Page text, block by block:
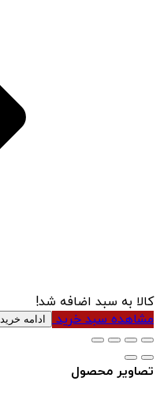
کالا به سبد اضافه شد!
مشاهده سبد خرید ادامه خرید
تصاویر محصول